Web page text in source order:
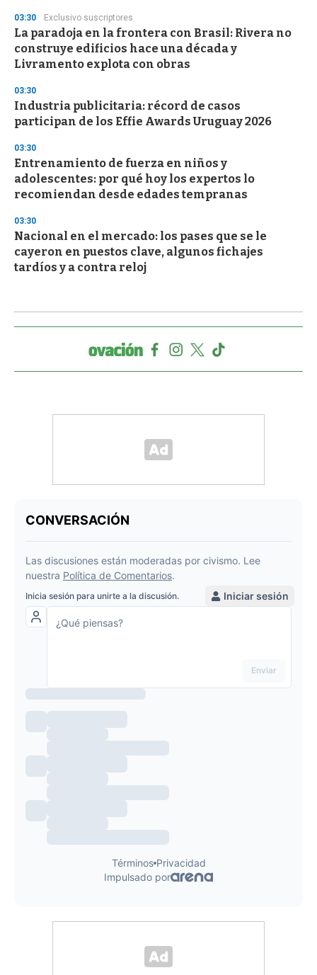
03:30 Exclusivo suscriptores
La paradoja en la frontera con Brasil: Rivera no
construye edificios hace una década y
Livramento explota con obras
03:30
Industria publicitaria: récord de casos
participan de los Effie Awards Uruguay 2026
03:30
Entrenamiento de fuerza en niños y
adolescentes: por qué hoy los expertos lo
recomiendan desde edades tempranas
03:30
Nacional en el mercado: los pases que se le
cayeron en puestos clave, algunos fichajes
tardíos y a contra reloj